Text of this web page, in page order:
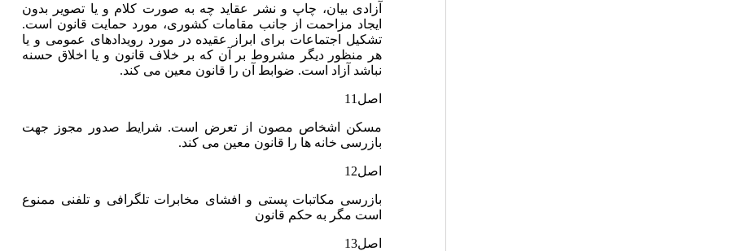
آزادی‏ بیان‏، چاپ‏ و نشر عقاید چه‏ به‏ صورت‏ کلام‏ و یا تصویر بدون‏
ایجاد مزاحمت‏ از جانب‏ مقامات‏ کشوری‏، مورد حمایت‏ قانون‏ است‏.
تشکیل‏ اجتماعات‏ برای‏ ابراز عقیده‏ در مورد رویدادهای‏ عمومی‏ و یا
هر منظور دیگر مشروط بر آن‏ که‏ بر خلاف‏ قانون‏ و یا اخلاق‏ حسنه‏
نباشد آزاد است‏. ضوابط آن‏ را قانون‏ معین‏ می‏ کند.
اصل‏11
مسکن‏ اشخاص‏ مصون‏ از تعرض‏ است‏. شرایط صدور مجوز جهت‏
بازرسی‏ خانه‏ ها را قانون‏ معین‏ می‏ کند.
اصل‏12
بازرسی‏ مکاتبات‏ پستی‏ و افشای‏ مخابرات‏ تلگرافی‏ و تلفنی‏ ممنوع‏
است‏ مگر به‏ حکم‏ قانون‏
اصل‏13